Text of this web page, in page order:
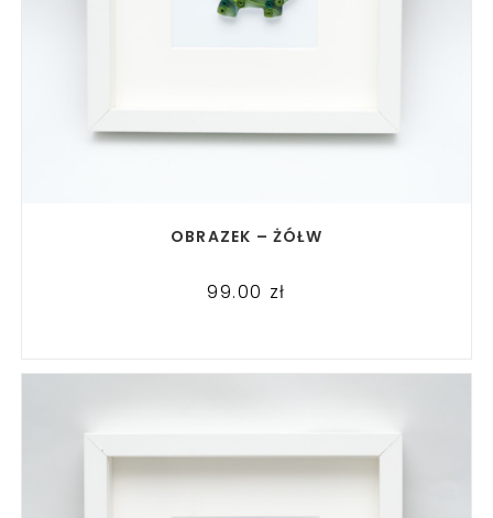
READ MORE
OBRAZEK – ŻÓŁW
99.00 zł